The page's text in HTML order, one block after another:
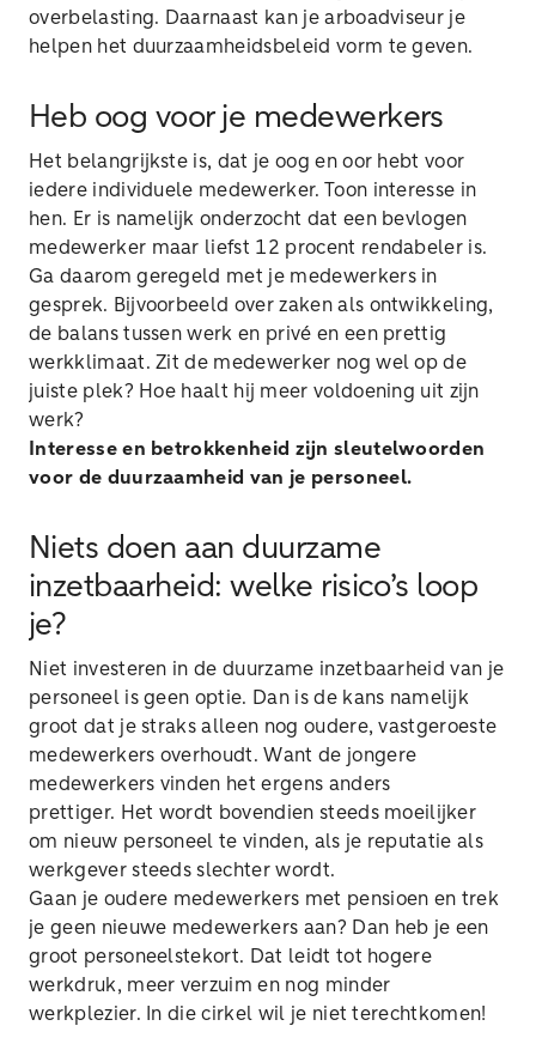
overbelasting. Daarnaast kan je arboadviseur je
helpen het duurzaamheidsbeleid vorm te geven.
Heb oog voor je medewerkers
Het belangrijkste is, dat je oog en oor hebt voor
iedere individuele medewerker. Toon interesse in
hen. Er is namelijk onderzocht dat een bevlogen
medewerker maar liefst 12 procent rendabeler is.
Ga daarom geregeld met je medewerkers in
gesprek. Bijvoorbeeld over zaken als ontwikkeling,
de balans tussen werk en privé en een prettig
werkklimaat. Zit de medewerker nog wel op de
juiste plek? Hoe haalt hij meer voldoening uit zijn
werk?
Interesse en betrokkenheid zijn sleutelwoorden
voor de duurzaamheid van je personeel.
Niets doen aan duurzame
inzetbaarheid: welke risico’s loop
je?
Niet investeren in de duurzame inzetbaarheid van je
personeel is geen optie. Dan is de kans namelijk
groot dat je straks alleen nog oudere, vastgeroeste
medewerkers overhoudt. Want de jongere
medewerkers vinden het ergens anders
prettiger. Het wordt bovendien steeds moeilijker
om nieuw personeel te vinden, als je reputatie als
werkgever steeds slechter wordt.
Gaan je oudere medewerkers met pensioen en trek
je geen nieuwe medewerkers aan? Dan heb je een
groot personeelstekort. Dat leidt tot hogere
werkdruk, meer verzuim en nog minder
werkplezier. In die cirkel wil je niet terechtkomen!